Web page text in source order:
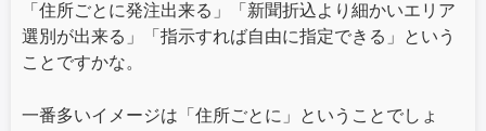
「住所ごとに発注出来る」「新聞折込より細かいエリア
選別が出来る」「指示すれば自由に指定できる」という
ことですかな。
一番多いイメージは「住所ごとに」ということでしょ